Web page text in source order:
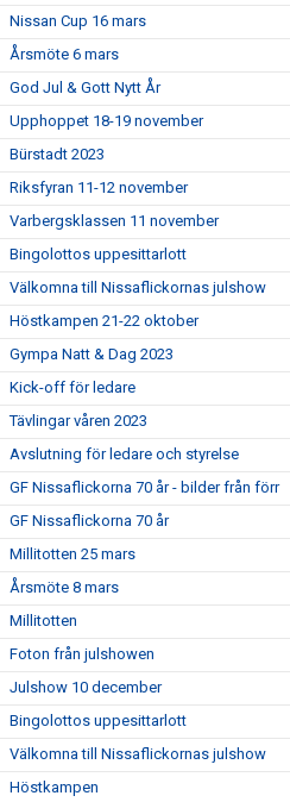
Nissan Cup 16 mars
Årsmöte 6 mars
God Jul & Gott Nytt År
Upphoppet 18-19 november
Bürstadt 2023
Riksfyran 11-12 november
Varbergsklassen 11 november
Bingolottos uppesittarlott
Välkomna till Nissaflickornas julshow
Höstkampen 21-22 oktober
Gympa Natt & Dag 2023
Kick-off för ledare
Tävlingar våren 2023
Avslutning för ledare och styrelse
GF Nissaflickorna 70 år - bilder från förr
GF Nissaflickorna 70 år
Millitotten 25 mars
Årsmöte 8 mars
Millitotten
Foton från julshowen
Julshow 10 december
Bingolottos uppesittarlott
Välkomna till Nissaflickornas julshow
Höstkampen